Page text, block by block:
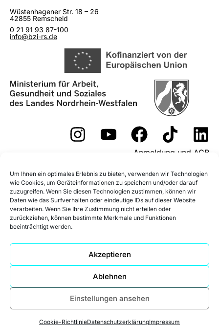
Um Ihnen ein optimales Erlebnis zu bieten, verwenden wir Technologien
wie Cookies, um Geräteinformationen zu speichern und/oder darauf
zuzugreifen. Wenn Sie diesen Technologien zustimmen, können wir
Daten wie das Surfverhalten oder eindeutige IDs auf dieser Website
verarbeiten. Wenn Sie Ihre Zustimmung nicht erteilen oder
zurückziehen, können bestimmte Merkmale und Funktionen
beeinträchtigt werden.
Akzeptieren
Ablehnen
Einstellungen ansehen
Cookie-RichtlinieDatenschutzerklärungImpressum
Wüstenhagener Str. 18 – 26
42855 Remscheid
0 21 91 93 87-100
info@bzi-rs.de
Anmeldung und AGB
Widerrufsformular
Fördermöglichkeiten
Impressum
Datenschutz
Datenschutz Social Media